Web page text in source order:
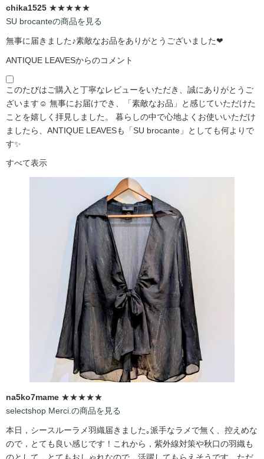
chika1525 ★★★★★
SU brocanteの商品を見る
無事に届きました♪素敵なお品をありがとうございました❤
ANTIQUE LEAVESからのコメント
このたびはご購入と丁寧なレビューをいただき、誠にありがとうご
ざいます☺️ 無事にお届けでき、「素敵なお品」と感じていただけた
ことを嬉しく拝見しました。 暮らしの中で心地よくお使いいただけ
ましたら、ANTIQUE LEAVESも「SU brocante」としても何よりで
す✨
すべて表示
na5ko7mame ★★★★★
selectshop Merci.の商品を見る
本日，シースルーラメ羽織届きました｡派手なラメで無く、控えめな
ので，とても良い感じです！これから，紫外線対策や秋口の羽織も
のとして，とてもおしゃれなので，活躍してもらえそうです。ただ